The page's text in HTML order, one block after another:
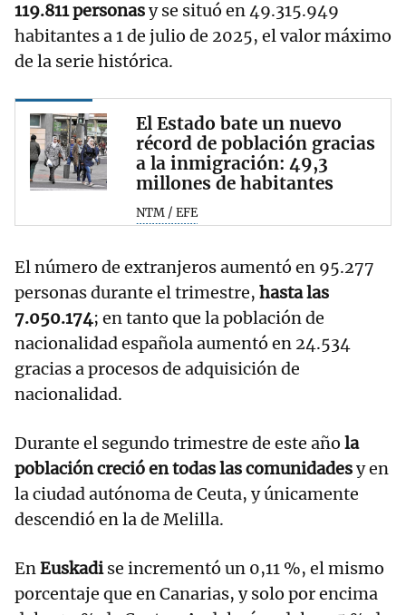
119.811 personasy se situó en 49.315.949
habitantes a 1 de julio de 2025, el valor máximo
de la serie histórica.
El Estado bate un nuevo
récord de población gracias
a la inmigración: 49,3
millones de habitantes
NTM / EFE
El número de extranjeros aumentó en 95.277
personas durante el trimestre, hasta las
7.050.174; en tanto que la población de
nacionalidad española aumentó en 24.534
gracias a procesos de adquisición de
nacionalidad.
Durante el segundo trimestre de este año la
población creció en todas las comunidadesy en
la ciudad autónoma de Ceuta, y únicamente
descendió en la de Melilla.
EnEuskadise incrementó un 0,11 %, el mismo
porcentaje que en Canarias, y solo por encima